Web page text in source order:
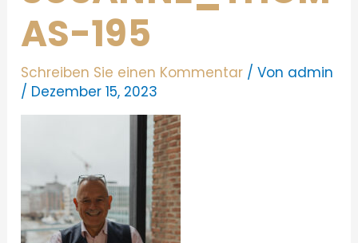
AS-195
Schreiben Sie einen Kommentar / Von admin
/ Dezember 15, 2023